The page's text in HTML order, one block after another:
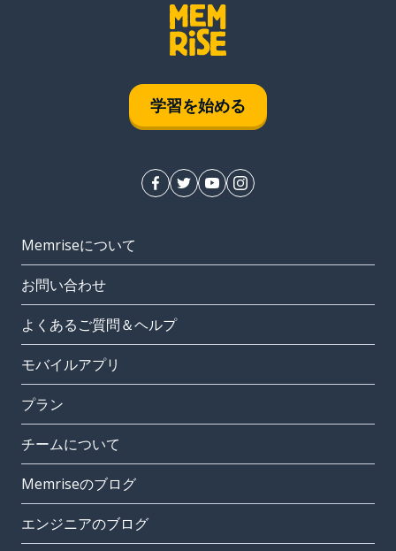
学習を始める
Memriseについて
お問い合わせ
よくあるご質問＆ヘルプ
モバイルアプリ
プラン
チームについて
Memriseのブログ
エンジニアのブログ